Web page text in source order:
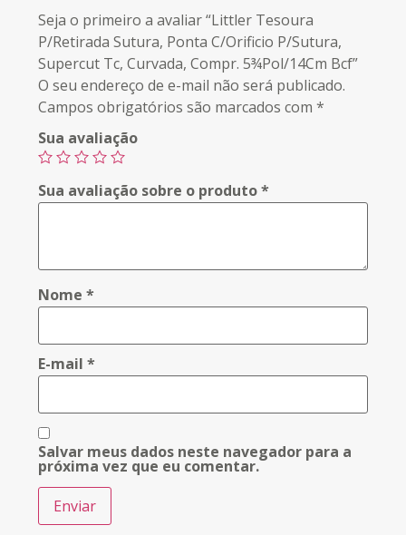
Seja o primeiro a avaliar “Littler Tesoura
P/Retirada Sutura, Ponta C/Orificio P/Sutura,
Supercut Tc, Curvada, Compr. 5¾Pol/14Cm Bcf”
O seu endereço de e-mail não será publicado.
Campos obrigatórios são marcados com*
Sua avaliação
Sua avaliação sobre o produto*
Nome*
E-mail*
Salvar meus dados neste navegador para a
próxima vez que eu comentar.